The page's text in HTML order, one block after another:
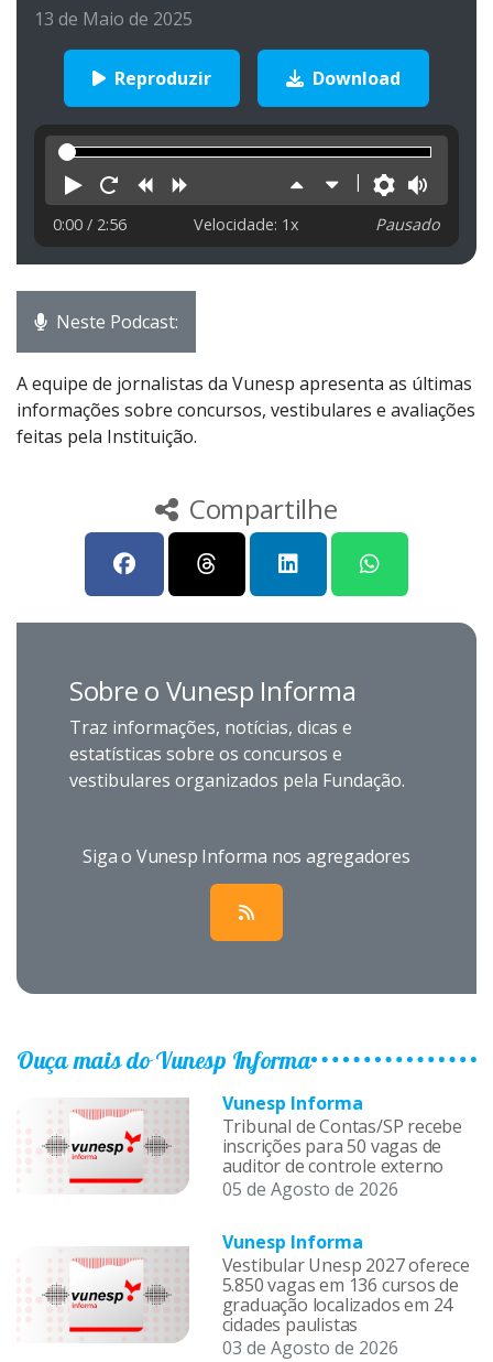
13 de Maio de 2025
Reproduzir Download
Reproduzir
ReiniciarRetroceder
Aumentar
velocidade
Diminuir
velocidade
0:00 / 2:56 Velocidade: 1x Pausado
Neste Podcast:
A equipe de jornalistas da Vunesp apresenta as últimas
informações sobre concursos, vestibulares e avaliações
feitas pela Instituição.
Compartilhe
Sobre o Vunesp Informa
Traz informações, notícias, dicas e
estatísticas sobre os concursos e
vestibulares organizados pela Fundação.
Siga o Vunesp Informa nos agregadores
Ouça mais do Vunesp Informa
Vunesp Informa
Tribunal de Contas/SP recebe
inscrições para 50 vagas de
auditor de controle externo
05 de Agosto de 2026
Vunesp Informa
Vestibular Unesp 2027 oferece
5.850 vagas em 136 cursos de
graduação localizados em 24
cidades paulistas
03 de Agosto de 2026